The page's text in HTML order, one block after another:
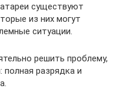
существуют
из них могут
ситуации.
решить проблему,
полная разрядка и